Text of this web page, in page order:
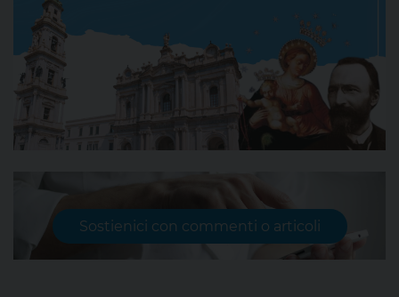
Sostienici con commenti o articoli